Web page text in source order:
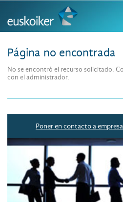
Página no encontrada
No se encontró el recurso solicitado.
con el administrador.
Poner en contacto a